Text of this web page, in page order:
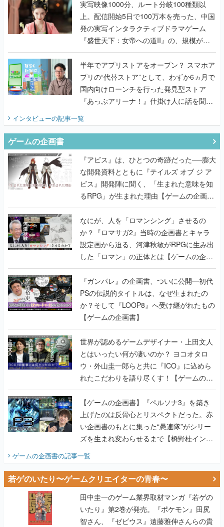
んだレジェンド2人に訊く開発秘話
実写映像1000分、ルート分岐100種類以
上。配信開始5日で100万本を売った、中国
発の実写インタラクティブドラマゲーム
『盛世天下：女帝への道II』の、規模が違
うこだわりをプロデューサーに聞いた
半年でアプリストアをオープン？ スマホア
プリの“代替ストア”として、わずか6ヵ月で
国内向けローンチを行った発見型ストア
『あっぷアリーナ！』仕掛け人に話を聞い
てみた
インタビューの記事一覧
ゲームの企画書
『アビス』は、ひとつの奇跡だった──膨大
な開発資料とともに『テイルズ オブ ジ ア
ビス』開発陣に聞く、「生まれた意味を知
るRPG」が生まれた理由【ゲームの企画
書】
なにが、人を「ロマンシング」させるの
か？『ロマサガ2』当時の企画書とキャラ
設定画から迫る、河津秋敏がRPGに生み出
した「ロマン」の正体とは【ゲームの企画
書】
『ガンパレ』の企画書、ついに公開━初代
PSの伝説的タイトルは、なぜ生まれたの
か？そして『LOOP8』へ受け継がれたもの
【ゲームの企画書】
世界が認めるゲームデザイナー・上田文人
とはいったい何が凄いのか？ ヨコオタロ
ウ・外山圭一郎らと共に『ICO』に込めら
れたこだわりを語り尽くす！【ゲームの企
画書】
【ゲームの企画書】『ペルソナ3』を築き
上げたのは反骨心とリスペクトだった。赤
い企画書のもとに集った“愚連隊”がシリー
ズを生まれ変わらせるまで【橋野桂インタ
ビュー】
ゲームの企画書の記事一覧
若ゲのいたり〜ゲームクリエイターの青春〜
田中圭一のゲーム業界取材マンガ『若ゲの
いたり』第2巻が発売。『ポケモン』田尻
智さん、『ゼビウス』遠藤雅伸さんらの貴